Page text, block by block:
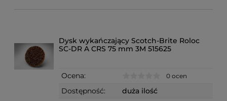
Dysk wykańczający Scotch-Brite Roloc
SC-DR A CRS 75 mm 3M 515625
Ocena: 0 ocen
Dostępność:
duża ilość